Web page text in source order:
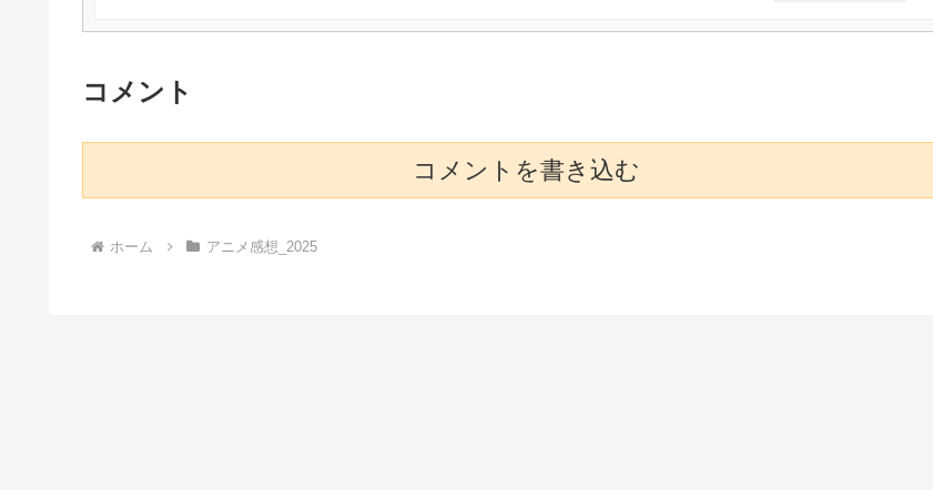
コメント
コメントを書き込む
ホーム アニメ感想_2025